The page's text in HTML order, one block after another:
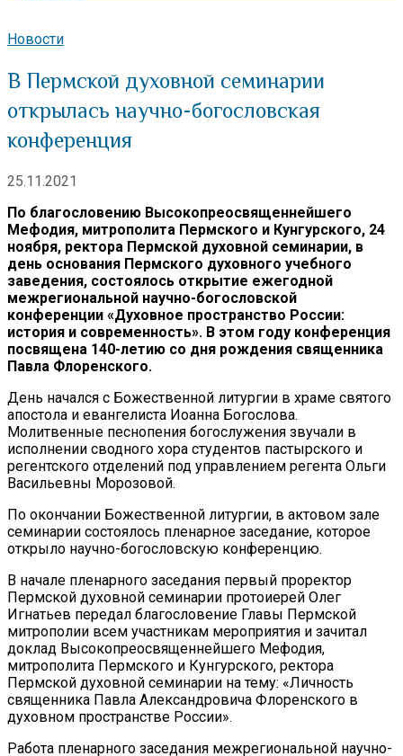
Новости
В Пермской духовной семинарии
открылась научно-богословская
конференция
25.11.2021
По благословению Высокопреосвященнейшего
Мефодия, митрополита Пермского и Кунгурского, 24
ноября, ректора Пермской духовной семинарии, в
день основания Пермского духовного учебного
заведения, состоялось открытие ежегодной
межрегиональной научно-богословской
конференции «Духовное пространство России:
история и современность». В этом году конференция
посвящена 140-летию со дня рождения священника
Павла Флоренского.
День начался с Божественной литургии в храме святого
апостола и евангелиста Иоанна Богослова.
Молитвенные песнопения богослужения звучали в
исполнении сводного хора студентов пастырского и
регентского отделений под управлением регента Ольги
Васильевны Морозовой.
По окончании Божественной литургии, в актовом зале
семинарии состоялось пленарное заседание, которое
открыло научно-богословскую конференцию.
В начале пленарного заседания первый проректор
Пермской духовной семинарии протоиерей Олег
Игнатьев передал благословение Главы Пермской
митрополии всем участникам мероприятия и зачитал
доклад Высокопреосвященнейшего Мефодия,
митрополита Пермского и Кунгурского, ректора
Пермской духовной семинарии на тему: «Личность
священника Павла Александровича Флоренского в
духовном пространстве России».
Работа пленарного заседания межрегиональной научно-